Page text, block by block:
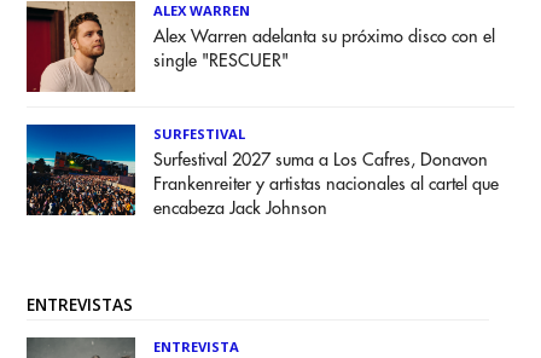
ALEX WARREN
Alex Warren adelanta su próximo disco con el
single "RESCUER"
SURFESTIVAL
Surfestival 2027 suma a Los Cafres, Donavon
Frankenreiter y artistas nacionales al cartel que
encabeza Jack Johnson
ENTREVISTAS
ENTREVISTA